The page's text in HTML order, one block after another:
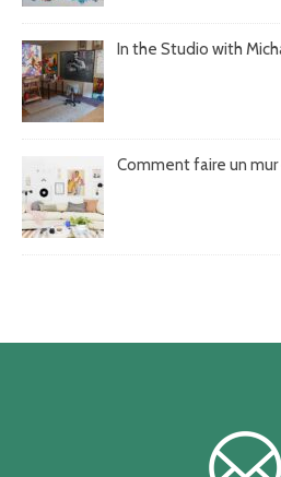
In the Studio with
Comment faire un mur